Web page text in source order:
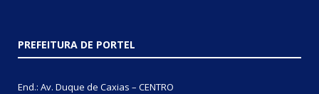
PREFEITURA DE PORTEL
End.: Av. Duque de Caxias – CENTRO